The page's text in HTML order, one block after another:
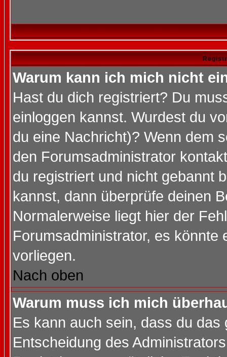
Warum kann ich mich nicht
Hast du dich registriert? Du
einloggen kannst. Wurdest du
du eine Nachricht)? Wenn dem
den Forumsadministrator
du registriert und nicht gebannt
kannst, dann überprüfe deinen
Normalerweise liegt hier der
Forumsadministrator, es könnte
vorliegen.
Nach oben
Warum muss ich mich
Es kann auch sein, dass du
Entscheidung des